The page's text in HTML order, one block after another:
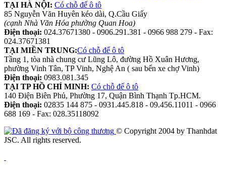
TẠI HÀ NỘI: Có chỗ để ô tô
85 Nguyễn Văn Huyên kéo dài, Q.Cầu Giấy
(cạnh Nhà Văn Hóa phường Quan Hoa)
Điện thoại: 024.37671380 - 0906.291.381 - 0966 988 279 - Fax:
024.37671381
TẠI MIỀN TRUNG:Có chỗ để ô tô
Tầng 1, tòa nhà chung cư Lũng Lô, đường Hồ Xuân Hương,
phường Vinh Tân, TP Vinh, Nghệ An ( sau bến xe chợ Vinh)
Điện thoại: 0983.081.345
TẠI TP HỒ CHÍ MINH: Có chỗ để ô tô
140 Điện Biên Phủ, Phường 17, Quận Bình Thạnh Tp.HCM.
Điện thoại: 02835 144 875 - 0931.445.818 - 09.456.11011 - 0966
688 169 - Fax: 028.35118092
© Copyright 2004 by Thanhdat
JSC. All rights reserved.